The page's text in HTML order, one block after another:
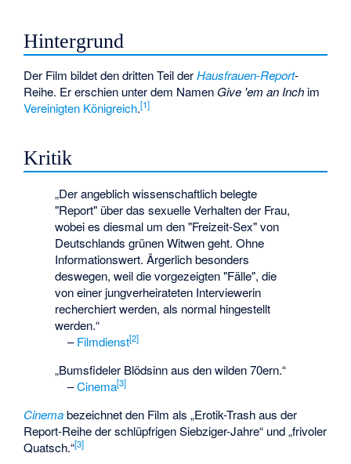
Hintergrund
Der Film bildet den dritten Teil derHausfrauen-Report-
Reihe. Er erschien unter dem Namen Give 'em an Inch im
Vereinigten Königreich.[1]
Kritik
„Der angeblich wissenschaftlich belegte
"Report" über das sexuelle Verhalten der Frau,
wobei es diesmal um den "Freizeit-Sex" von
Deutschlands grünen Witwen geht. Ohne
Informationswert. Ärgerlich besonders
deswegen, weil die vorgezeigten "Fälle", die
von einer jungverheirateten Interviewerin
recherchiert werden, als normal hingestellt
werden.“
–Filmdienst[2]
„Bumsfideler Blödsinn aus den wilden 70ern.“
–Cinema[3]
Cinemabezeichnet den Film als „Erotik-Trash aus der
Report-Reihe der schlüpfrigen Siebziger-Jahre“ und „frivoler
Quatsch.“[3]